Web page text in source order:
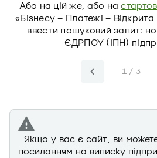
Або на цій же, або на
«Бізнесу – Платежі –
ввести пошуковий запит:
ЄДРПОУ (ІПН)
1 / 3
Якщо у вас є сайт, ви
посиланням на виписку